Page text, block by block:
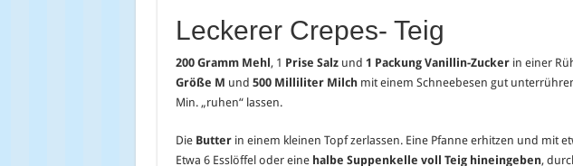
Leckerer Crepes- Teig
200 Gramm Mehl, 1 Prise Salzund 1 Packung Vanillin-Zuckerin einer
Größe M und 500 Milliliter Milchmit einem Schneebesen gut
Min. „ruhen“ lassen.
Die Butterin einem kleinen Topf zerlassen. Eine Pfanne erhitzen und mit
Etwa 6 Esslöffel oder eine halbe Suppenkelle voll Teig hineingeben,